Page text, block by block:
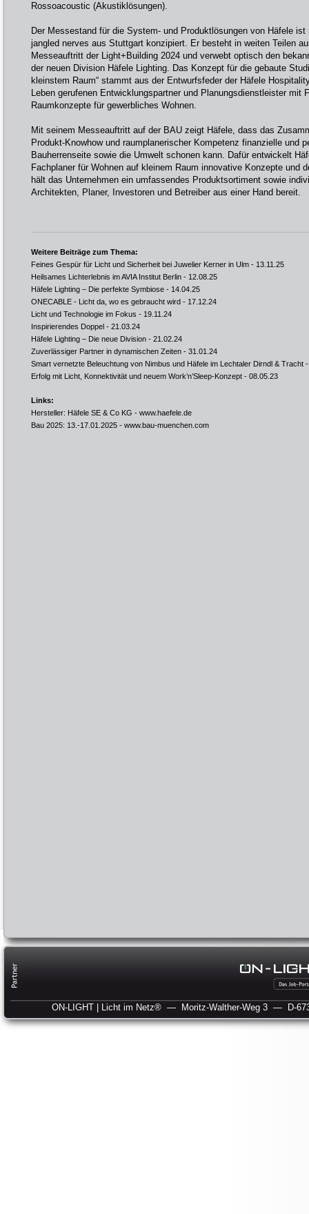
Rossoacoustic (Akustiklösungen).
Der Messestand für die System- und Produktlösungen von Häfele
jangled nerves aus Stuttgart konzipiert. Er besteht in weiten Teilen
Messeauftritt der Light+Building 2024 und verwebt optisch den
der neuen Division Häfele Lighting. Das Konzept für die gebaute
kleinstem Raum“ stammt aus der Entwurfsfeder der Häfele
Leben gerufenen Entwicklungspartner und Planungsdienstleister mit
Raumkonzepte für gewerbliches Wohnen.
Mit seinem Messeauftritt auf der BAU zeigt Häfele, dass das
Produkt-Knowhow und raumplanerischer Kompetenz finanzielle und
Bauherrenseite sowie die Umwelt schonen kann. Dafür entwickelt
Fachplaner für Wohnen auf kleinem Raum innovative Konzepte und
hält das Unternehmen ein umfassendes Produktsortiment sowie
Architekten, Planer, Investoren und Betreiber aus einer Hand bereit.
Weitere Beiträge zum Thema:
Feines Gespür für Licht und Sicherheit bei Juwelier Kerner in Ulm - 13.11.25
Heilsames Lichterlebnis im AVIA Institut Berlin - 12.08.25
Häfele Lighting – Die perfekte Symbiose - 14.04.25
ONECABLE - Licht da, wo es gebraucht wird - 17.12.24
Licht und Technologie im Fokus - 19.11.24
Inspirierendes Doppel - 21.03.24
Häfele Lighting – Die neue Division - 21.02.24
Zuverlässiger Partner in dynamischen Zeiten - 31.01.24
Smart vernetzte Beleuchtung von Nimbus und Häfele im Lechtaler Dirndl & Tracht
Erfolg mit Licht, Konnektivität und neuem Work’n’Sleep-Konzept - 08.05.23
Links:
Hersteller: Häfele SE & Co KG - www.haefele.de
Bau 2025: 13.-17.01.2025 - www.bau-muenchen.com
ON-LIGHT | Licht im Netz® — Moritz-Walther-Weg 3 — D-